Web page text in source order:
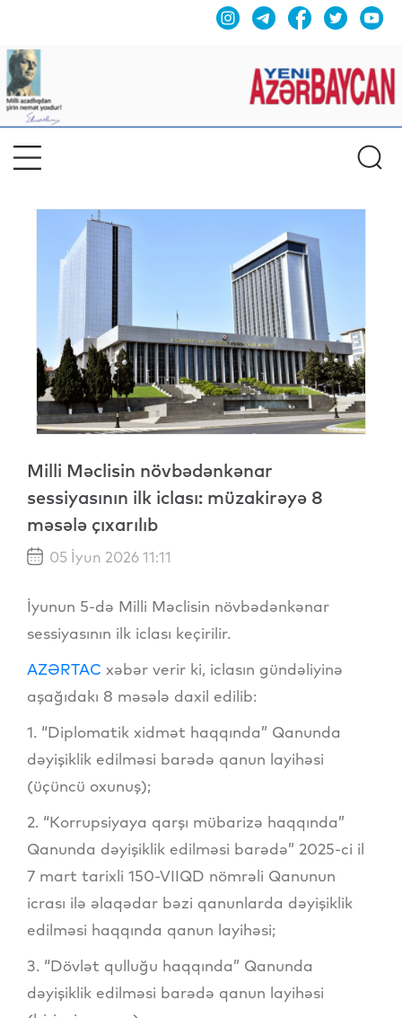
Milli Məclisin növbədənkənar
sessiyasının ilk iclası: müzakirəyə 8
məsələ çıxarılıb
05 İyun 2026 11:11
İyunun 5-də Milli Məclisin növbədənkənar
sessiyasının ilk iclası keçirilir.
AZƏRTAC xəbər verir ki, iclasın gündəliyinə
aşağıdakı 8 məsələ daxil edilib:
1. “Diplomatik xidmət haqqında” Qanunda
dəyişiklik edilməsi barədə qanun layihəsi
(üçüncü oxunuş);
2. “Korrupsiyaya qarşı mübarizə haqqında”
Qanunda dəyişiklik edilməsi barədə” 2025-ci il
7 mart tarixli 150-VIIQD nömrəli Qanunun
icrası ilə əlaqədar bəzi qanunlarda dəyişiklik
edilməsi haqqında qanun layihəsi;
3. “Dövlət qulluğu haqqında” Qanunda
dəyişiklik edilməsi barədə qanun layihəsi